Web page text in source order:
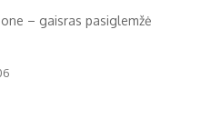
– gaisras pasiglemžė